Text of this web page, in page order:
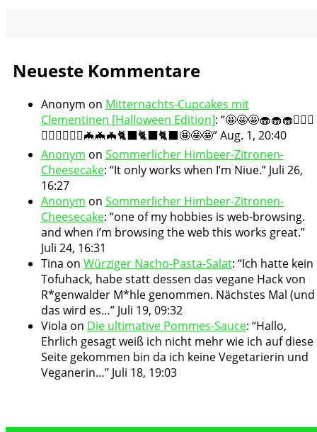
Neueste Kommentare
Anonym on Mitternachts-Cupcakes mit
Clementinen [Halloween Edition]: “🤩🤩🤩🧁🧁🧁🧛🏻‍♀️
🧛🏻‍♀️🧛🏻‍♀️🦇🦇🦇🐈‍⬛🐈‍⬛🐈‍⬛🤩🤩🤩”Aug. 1, 20:40
Anonym on Sommerlicher Himbeer-Zitronen-
Cheesecake: “It only works when I’m Niue.” Juli 26,
16:27
Anonym on Sommerlicher Himbeer-Zitronen-
Cheesecake: “one of my hobbies is web-browsing.
and when i’m browsing the web this works great.”
Juli 24, 16:31
Tina on Würziger Nacho-Pasta-Salat: “Ich hatte kein
Tofuhack, habe statt dessen das vegane Hack von
R*genwalder M*hle genommen. Nächstes Mal (und
das wird es…” Juli 19, 09:32
Viola on Die ultimative Pommes-Sauce: “Hallo,
Ehrlich gesagt weiß ich nicht mehr wie ich auf diese
Seite gekommen bin da ich keine Vegetarierin und
Veganerin…” Juli 18, 19:03